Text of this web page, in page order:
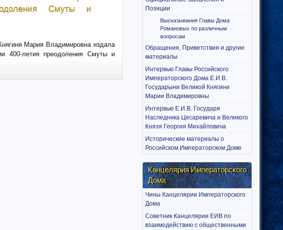
Смуты и
Мария Владимировна издала
400-летия преодоления Смуты и
Позиции
Высказывания Главы Дома
Романовых по различным
вопросам
Обращения, Приветствия и другие
материалы
Интервью Главы Российского
Императорского Дома Е.И.В.
Государыни Великой Княгини
Марии Владимировны
Интервью Е.И.В. Государя
Наследника Цесаревича и Великого
Князя Георгия Михайловича
Исторические материалы о
Российском Императорском Доме
Канцелярия Императорского
Дома
Чины Канцелярии Императорского
Дома
Советник Канцелярии ЕИВ по
взаимодействию с общественными